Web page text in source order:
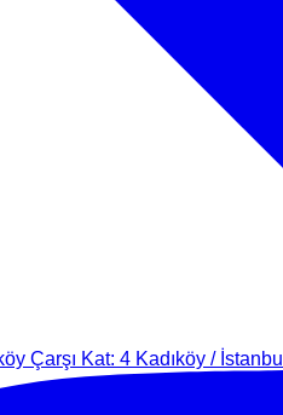
Çarşı Kat: 4 Kadıköy / İstanbul